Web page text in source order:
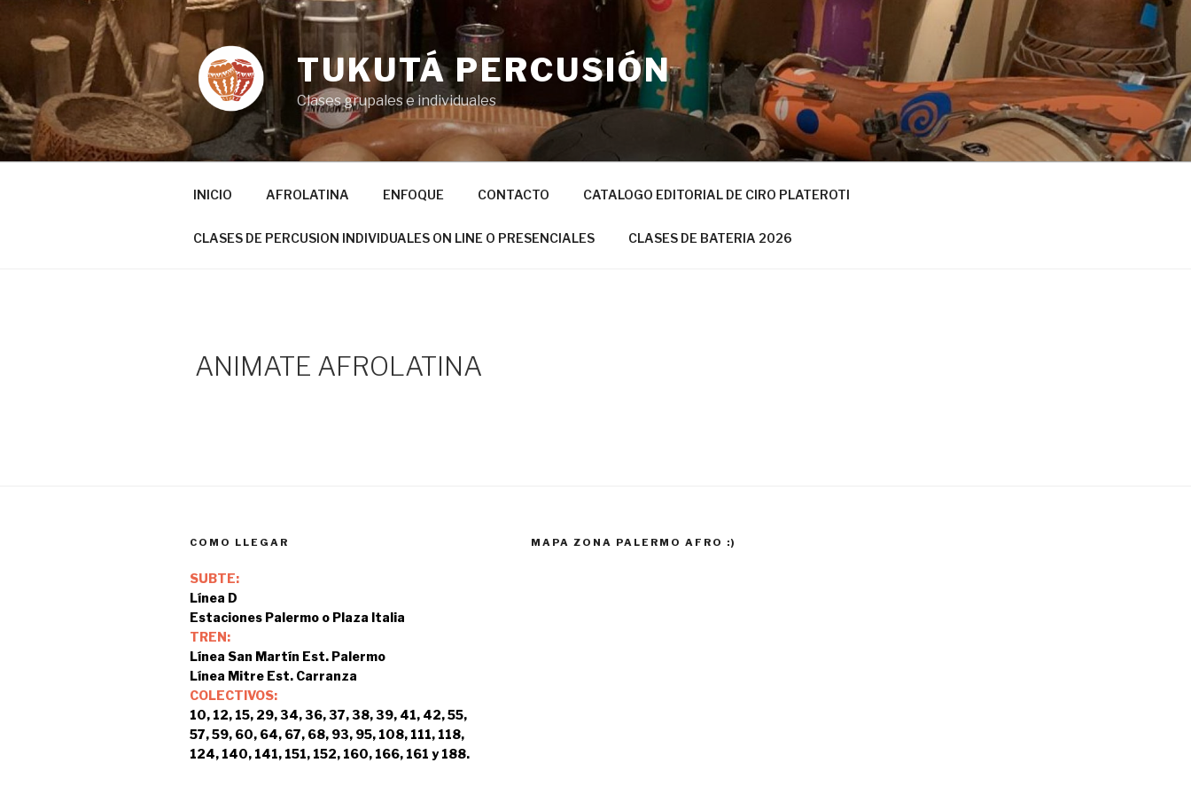
contenido
TUKUTÁ PERCUSIÓN
Clases grupales e individuales
INICIO AFROLATINA ENFOQUE CONTACTO CATALOGO EDITORIAL DE CIRO PLATEROTI
CLASES DE PERCUSION INDIVIDUALES ON LINE O PRESENCIALES CLASES DE BATERIA 2026
ANIMATE AFROLATINA
COMO LLEGAR
SUBTE:
Línea D
Estaciones Palermo o Plaza Italia
TREN:
Línea San Martín Est. Palermo
Línea Mitre Est. Carranza
COLECTIVOS:
10, 12, 15, 29, 34, 36, 37, 38, 39, 41, 42, 55,
57, 59, 60, 64, 67, 68, 93, 95, 108, 111, 118,
124, 140, 141, 151, 152, 160, 166, 161 y 188.
MAPA ZONA PALERMO AFRO :)